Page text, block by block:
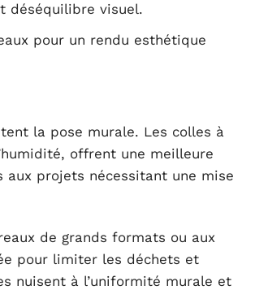
déséquilibre visuel.
pour un rendu esthétique
la pose murale. Les colles à
offrent une meilleure
projets nécessitant une mise
de grands formats ou aux
pour limiter les déchets et
nuisent à l’uniformité murale et